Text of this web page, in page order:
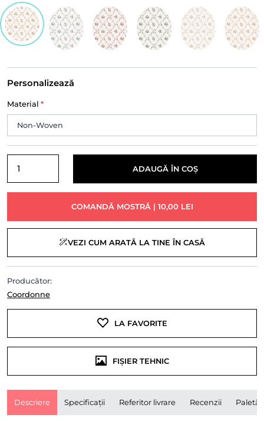
Personalizează
Material *
ADAUGĂ ÎN COȘ
COMANDĂ MOSTRĂ | 10,00 LEI
VEZI CUM ARATĂ LA TINE ÎN CASĂ
Producător:
Coordonne
LA FAVORITE
FIȘIER TEHNIC
Descriere Specificații Referitor livrare Recenzii Paletă